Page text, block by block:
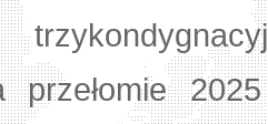
przełomie